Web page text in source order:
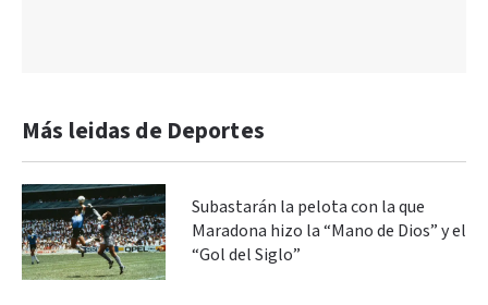
Más leidas de Deportes
Subastarán la pelota con la que
Maradona hizo la “Mano de Dios” y el
“Gol del Siglo”